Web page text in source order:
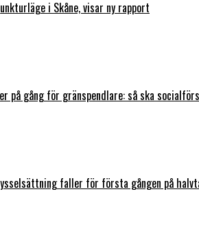
i Skåne, visar ny rapport
på gång för gränspendlare: så ska
faller för första gången på